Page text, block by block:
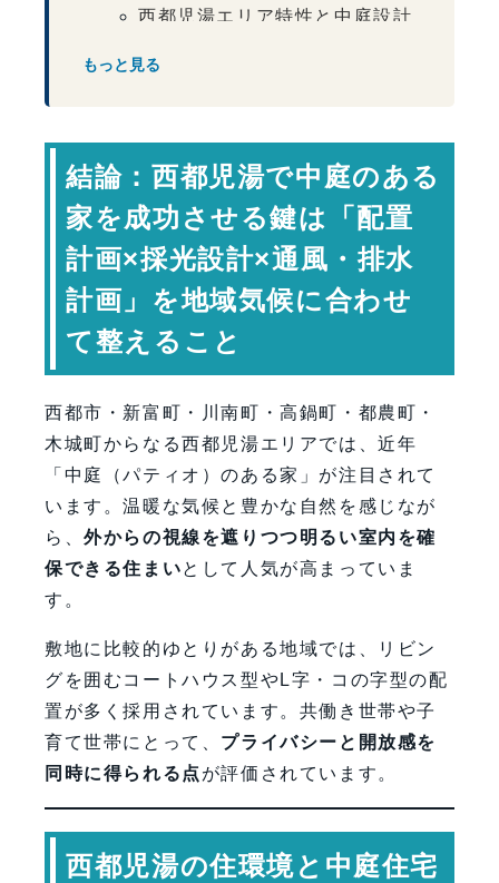
西都児湯エリア特性と中庭設計
中庭住宅の性能設計ポイント
排水とメンテナンスの考え方
暮らしを豊かにする中庭の使い方
設計から施工まで一貫体制の重要性
専門家コメント
まとめ：西都児湯で中庭のある暮らし
を実現するために
もっと見る
結論：西都児湯で中庭のある
家を成功させる鍵は「配置
計画×採光設計×通風・排水
計画」を地域気候に合わせ
て整えること
西都市・新富町・川南町・高鍋町・都農町・
木城町からなる西都児湯エリアでは、近年
「中庭（パティオ）のある家」が注目されて
います。温暖な気候と豊かな自然を感じなが
ら、外からの視線を遮りつつ明るい室内を確
保できる住まいとして人気が高まっていま
す。
敷地に比較的ゆとりがある地域では、リビン
グを囲むコートハウス型やL字・コの字型の配
置が多く採用されています。共働き世帯や子
育て世帯にとって、 プライバシーと開放感を
同時に得られる点 が評価されています。
西都児湯の住環境と中庭住宅